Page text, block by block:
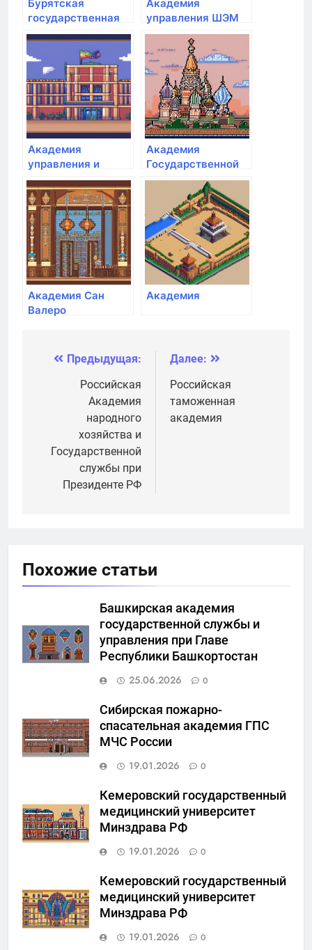
Бурятская
государственная
сельскохозяйственная
академия им. В.Р.
Филиппова
Академия
управления ШЭМ
ДВФУ
Академия
управления и
производства
Академия
Государственной
противопожарной
службы МЧС РФ
Академия Сан
Валеро
Академия
Навигация
записям
Предыдущая:
Российская
Академия
народного
хозяйства и
Государственной
службы при
Президенте РФ
Далее:
Российская
таможенная
академия
Похожие статьи
Башкирская академия
государственной службы и
управления при Главе
Республики Башкортостан
25.06.2026
0
Сибирская пожарно-
спасательная академия ГПС
МЧС России
19.01.2026
0
Кемеровский государственный
медицинский университет
Минздрава РФ
19.01.2026
0
Кемеровский государственный
медицинский университет
Минздрава РФ
19.01.2026
0